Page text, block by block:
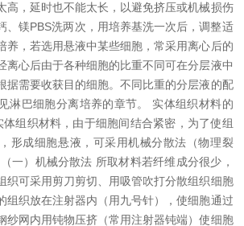
高，延时也不能太长，以避免挤压或机械损伤
、镁PBS洗两次，用培养基洗一次后，调整适
养，若选用悬液中某些细胞，常采用离心后的
离心后由于各种细胞的比重不同可在分层液中
据需要收获目的细胞。不同比重的分层液的配
淋巴细胞分离培养的章节。 实体组织材料的
体组织材料，由于细胞间结合紧密，为了使组
形成细胞悬液，可采用机械分散法（物理裂
（一）机械分散法 所取材料若纤维成分很少，
织可采用剪刀剪切、用吸管吹打分散组织细胞
组织放在注射器内（用九号针），使细胞通过
纱网内用钝物压挤（常用注射器钝端）使细胞